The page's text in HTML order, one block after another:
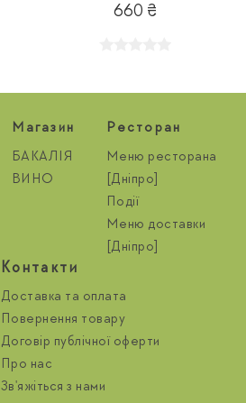
660 ₴
Магазин
БАКАЛІЯ
ВИНО
Ресторан
Меню ресторана
[Дніпро]
Події
Меню доставки
[Дніпро]
Контакти
Доставка та оплата
Повернення товару
Договір публічної оферти
Про нас
Зв'яжіться з нами